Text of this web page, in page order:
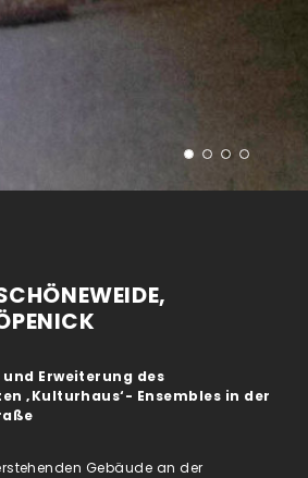
Erweiterung des
‚Kulturhaus‘- Ensembles in der
Gebäude an der